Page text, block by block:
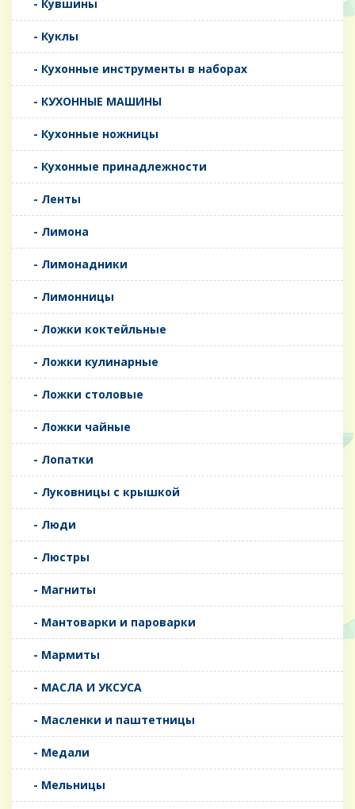
- Кувшины
- Куклы
- Кухонные инструменты в наборах
- КУХОННЫЕ МАШИНЫ
- Кухонные ножницы
- Кухонные принадлежности
- Ленты
- Лимона
- Лимонадники
- Лимонницы
- Ложки коктейльные
- Ложки кулинарные
- Ложки столовые
- Ложки чайные
- Лопатки
- Луковницы с крышкой
- Люди
- Люстры
- Магниты
- Мантоварки и пароварки
- Мармиты
- МАСЛА И УКСУСА
- Масленки и паштетницы
- Медали
- Мельницы